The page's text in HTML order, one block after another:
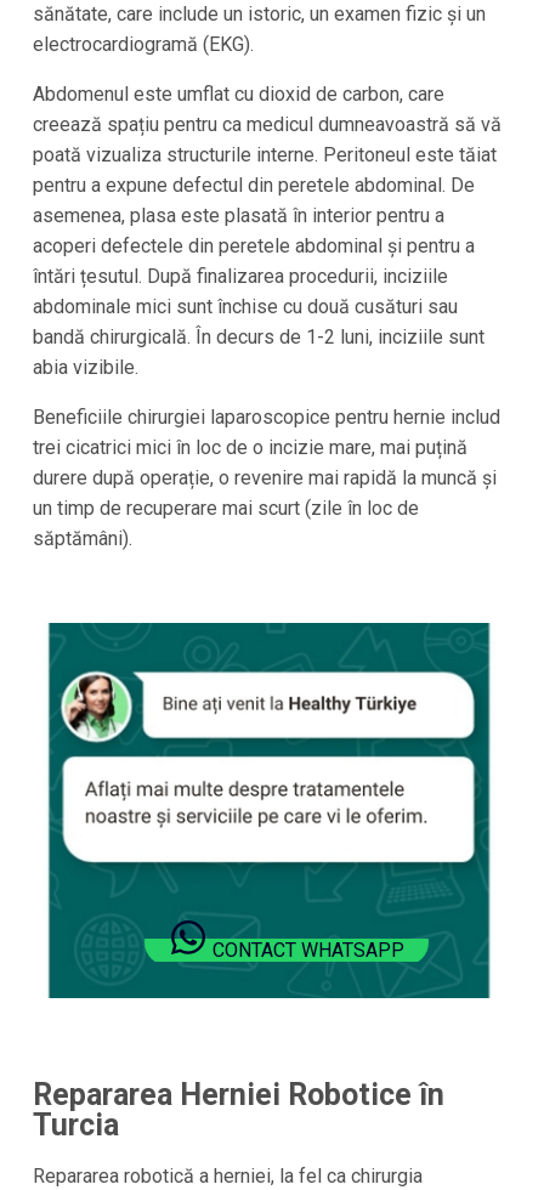
sănătate, care include un istoric, un examen fizic și un
electrocardiogramă (EKG).
Abdomenul este umflat cu dioxid de carbon, care
creează spațiu pentru ca medicul dumneavoastră să vă
poată vizualiza structurile interne. Peritoneul este tăiat
pentru a expune defectul din peretele abdominal. De
asemenea, plasa este plasată în interior pentru a
acoperi defectele din peretele abdominal și pentru a
întări țesutul. După finalizarea procedurii, inciziile
abdominale mici sunt închise cu două cusături sau
bandă chirurgicală. În decurs de 1-2 luni, inciziile sunt
abia vizibile.
Beneficiile chirurgiei laparoscopice pentru hernie includ
trei cicatrici mici în loc de o incizie mare, mai puțină
durere după operație, o revenire mai rapidă la muncă și
un timp de recuperare mai scurt (zile în loc de
săptămâni).
CONTACT WHATSAPP
Repararea Herniei Robotice în
Turcia
Repararea robotică a herniei, la fel ca chirurgia